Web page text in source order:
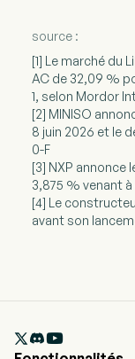
source :
[1] Le marché du
AC de 32,09 %
1, selon Mordor
[2] MINISO
8 juin 2026 et le
0-F
[3] NXP annonce
3,875 % venant
[4] Le
avant son
